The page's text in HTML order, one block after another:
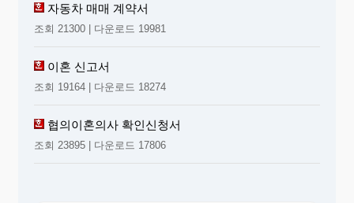
자동차 매매 계약서
조회 21300 | 다운로드 19981
이혼 신고서
조회 19164 | 다운로드 18274
협의이혼의사 확인신청서
조회 23895 | 다운로드 17806